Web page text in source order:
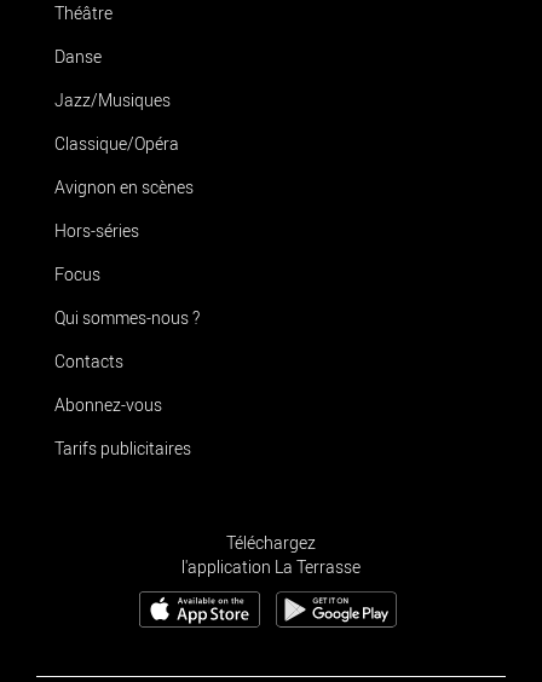
Théâtre
Danse
Jazz/Musiques
Classique/Opéra
Avignon en scènes
Hors-séries
Focus
Qui sommes-nous ?
Contacts
Abonnez-vous
Tarifs publicitaires
Téléchargez
l'application La Terrasse